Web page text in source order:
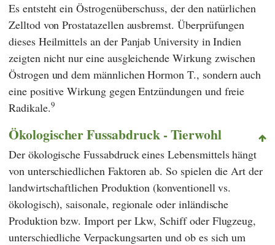
Es entsteht ein Östrogenüberschuss, der den natürlichen
Zelltod von Prostatazellen ausbremst. Überprüfungen
dieses Heilmittels an der Panjab Universityin Indien
zeigten nicht nur eine ausgleichende Wirkung zwischen
Östrogen und dem männlichen Hormon T., sondern auch
eine positive Wirkung gegen Entzündungen und freie
Radikale.9
Ökologischer Fussabdruck - Tierwohl
Der ökologische Fussabdruck eines Lebensmittels hängt
von unterschiedlichen Faktoren ab. So spielen die Art der
landwirtschaftlichen Produktion (konventionell vs.
ökologisch), saisonale, regionale oder inländische
Produktion bzw. Import per Lkw, Schiff oder Flugzeug,
unterschiedliche Verpackungsarten und ob es sich um